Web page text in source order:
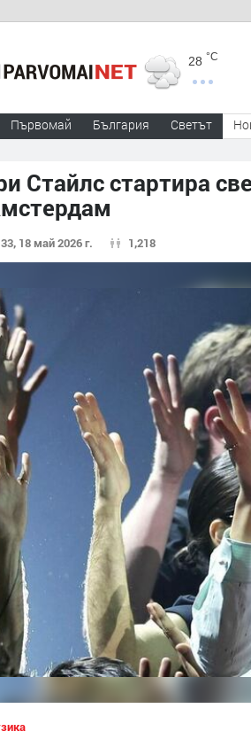
28 °C
Първомай България Светът
Стайлс стартира
18 май 2026 г. 1,218